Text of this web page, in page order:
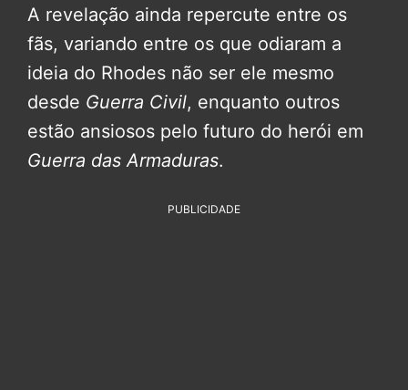
A revelação ainda repercute entre os
fãs, variando entre os que odiaram a
ideia do Rhodes não ser ele mesmo
desde Guerra Civil, enquanto outros
estão ansiosos pelo futuro do herói em
Guerra das Armaduras.
PUBLICIDADE